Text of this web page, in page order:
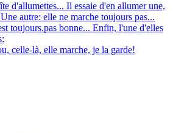
d'allumettes... Il essaie d'en allumer une,
autre: elle ne marche toujours pas...
toujours.pas bonne... Enfin, l'une d'elles
celle-là, elle marche, je la garde!